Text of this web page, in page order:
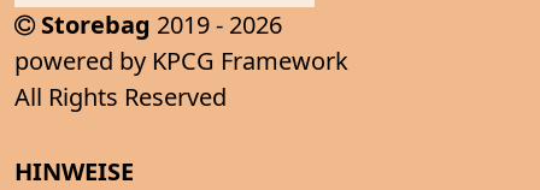
Storebag 2019 - 2026
powered by KPCG Framework
All Rights Reserved
HINWEISE